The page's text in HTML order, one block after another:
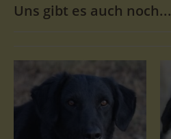
Uns gibt es auch noch...